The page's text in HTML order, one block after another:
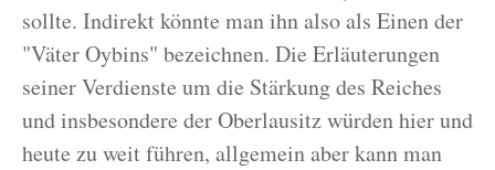
sollte. Indirekt könnte man ihn also als Einen der
"Väter Oybins" bezeichnen. Die Erläuterungen
seiner Verdienste um die Stärkung des Reiches
und insbesondere der Oberlausitz würden hier und
heute zu weit führen, allgemein aber kann man